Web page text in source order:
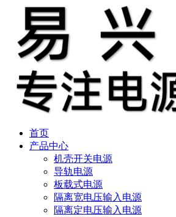
首页
产品中心
机壳开关电源
导轨电源
板载式电源
隔离宽电压输入电源
隔离定电压输入电源